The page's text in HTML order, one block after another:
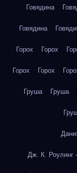
Говядина
Говядина
Горох Горох
Горох Горох
Груша Груша
Дж. К. Роулинг